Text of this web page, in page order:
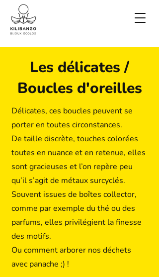
Les délicates /
Boucles d'oreilles
Délicates, ces boucles peuvent se
porter en toutes circonstances.
De taille discrète, touches colorées
toutes en nuance et en retenue, elles
sont gracieuses et l’on repère peu
qu’il s’agit de métaux surcyclés.
Souvent issues de boîtes collector,
comme par exemple du thé ou des
parfums, elles privilégient la finesse
des motifs.
Ou comment arborer nos déchets
avec panache ;) !